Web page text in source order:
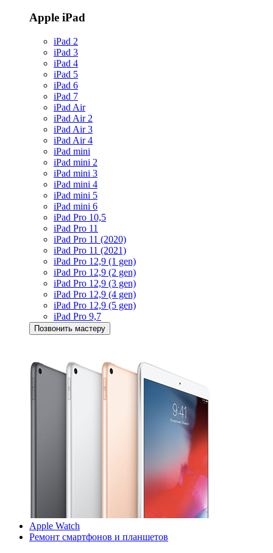
Apple iPad
iPad 2
iPad 3
iPad 4
iPad 5
iPad 6
iPad 7
iPad Air
iPad Air 2
iPad Air 3
iPad Air 4
iPad mini
iPad mini 2
iPad mini 3
iPad mini 4
iPad mini 5
iPad mini 6
iPad Pro 10,5
iPad Pro 11
iPad Pro 11 (2020)
iPad Pro 11 (2021)
iPad Pro 12,9 (1 gen)
iPad Pro 12,9 (2 gen)
iPad Pro 12,9 (3 gen)
iPad Pro 12,9 (4 gen)
iPad Pro 12,9 (5 gen)
iPad Pro 9,7
Позвонить мастеру
Apple Watch
Ремонт смартфонов и планшетов